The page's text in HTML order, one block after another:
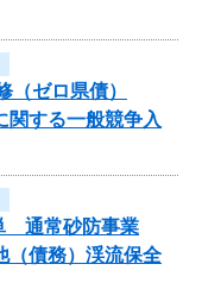
ゼロ県債）
関する一般競争入
通常砂防事業
（債務）渓流保全